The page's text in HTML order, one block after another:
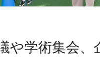
や学術集会